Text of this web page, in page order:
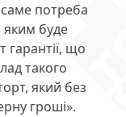
потреба
яким буде
гарантії, що
такого
який без
гроші».